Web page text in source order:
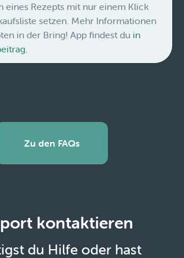
eines Rezepts mit nur einem Klick
setzen. Mehr Informationen
in der Bring! App findest du in
Zu den FAQs
kontaktieren
du Hilfe oder hast